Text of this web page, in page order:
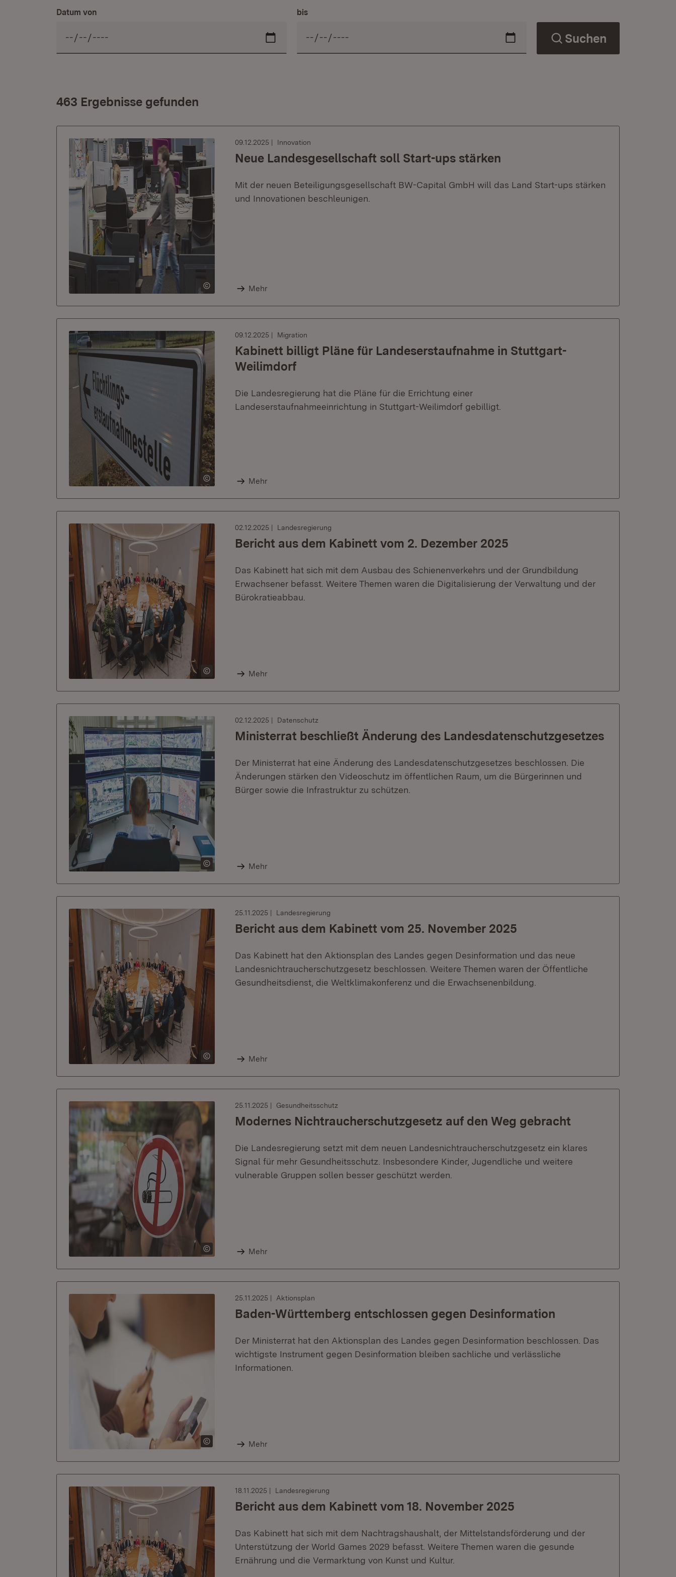
Datum von bis
Suchen
463 Ergebnisse gefunden
09.12.2025 Innovation
Neue Landesgesellschaft soll Start-ups stärken
Mit der neuen Beteiligungsgesellschaft BW-Capital GmbH will das Land Start-ups stärken
und Innovationen beschleunigen.
Mehr
09.12.2025 Migration
Kabinett billigt Pläne für Landeserstaufnahme in Stuttgart-
Weilimdorf
Die Landesregierung hat die Pläne für die Errichtung einer
Landeserstaufnahmeeinrichtung in Stuttgart-Weilimdorf gebilligt.
Mehr
02.12.2025 Landesregierung
Bericht aus dem Kabinett vom 2. Dezember 2025
Das Kabinett hat sich mit dem Ausbau des Schienenverkehrs und der Grundbildung
Erwachsener befasst. Weitere Themen waren die Digitalisierung der Verwaltung und der
Bürokratieabbau.
Mehr
02.12.2025 Datenschutz
Ministerrat beschließt Änderung des Landesdatenschutzgesetzes
Der Ministerrat hat eine Änderung des Landesdatenschutzgesetzes beschlossen. Die
Änderungen stärken den Videoschutz im öffentlichen Raum, um die Bürgerinnen und
Bürger sowie die Infrastruktur zu schützen.
Mehr
25.11.2025 Landesregierung
Bericht aus dem Kabinett vom 25. November 2025
Das Kabinett hat den Aktionsplan des Landes gegen Desinformation und das neue
Landesnichtraucherschutzgesetz beschlossen. Weitere Themen waren der Öffentliche
Gesundheitsdienst, die Weltklimakonferenz und die Erwachsenenbildung.
Mehr
25.11.2025 Gesundheitsschutz
Modernes Nichtraucherschutzgesetz auf den Weg gebracht
Die Landesregierung setzt mit dem neuen Landesnichtraucherschutzgesetz ein klares
Signal für mehr Gesundheitsschutz. Insbesondere Kinder, Jugendliche und weitere
vulnerable Gruppen sollen besser geschützt werden.
Mehr
25.11.2025 Aktionsplan
Baden-Württemberg entschlossen gegen Desinformation
Der Ministerrat hat den Aktionsplan des Landes gegen Desinformation beschlossen. Das
wichtigste Instrument gegen Desinformation bleiben sachliche und verlässliche
Informationen.
Mehr
18.11.2025 Landesregierung
Bericht aus dem Kabinett vom 18. November 2025
Das Kabinett hat sich mit dem Nachtragshaushalt, der Mittelstandsförderung und der
Unterstützung der World Games 2029 befasst. Weitere Themen waren die gesunde
Ernährung und die Vermarktung von Kunst und Kultur.